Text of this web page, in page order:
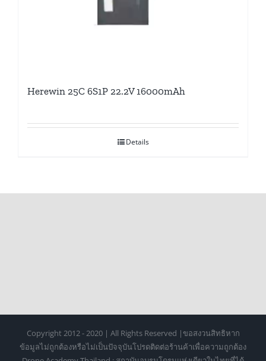
Herewin 25C 6S1P 22.2V 16000mAh
Details
Copyright 2012 - 2020 | All Rights Reserved |ขอสงวนสิทธิหาก
ข้อมูลไม่ถูกต้องหรือไม่เป็นปัจจุบันโปรดติดต่อร้านค้าเพื่อความถูกต้อง